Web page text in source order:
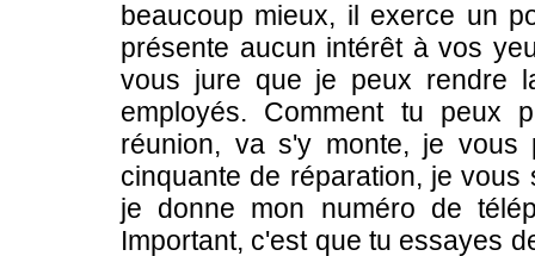
beaucoup mieux, il exerce un
présente aucun intérêt à vos
vous jure que je peux rendre
employés. Comment tu peux
réunion, va s'y monte, je vous
cinquante de réparation, je
je donne mon numéro de
Important, c'est que tu essayes